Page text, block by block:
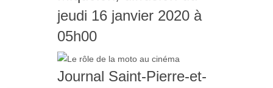
jeudi 16 janvier 2020 à
05h00
Journal Saint-Pierre-et-